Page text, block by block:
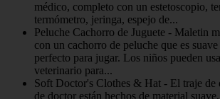
médico, completo con un estetoscopio,
termómetro, jeringa, espejo de...
Peluche Cachorro de Juguete - Maletin
con un cachorro de peluche que es
perfecto para jugar. Los niños pueden
veterinario para...
Soft Doctor's Clothes & Hat - El traje de
de doctor están hechos de material